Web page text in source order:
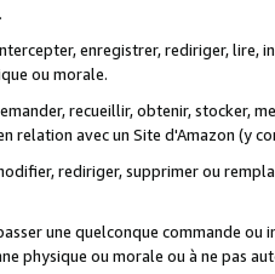
enregistrer, rediriger,
ou morale.
recueillir, obtenir, stocker,
relation avec un Site d'Amazon (y
rediriger, supprimer ou
une quelconque commande
physique ou morale ou à ne pas